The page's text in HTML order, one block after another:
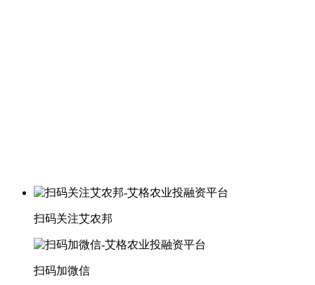
扫码关注艾农邦
扫码加微信